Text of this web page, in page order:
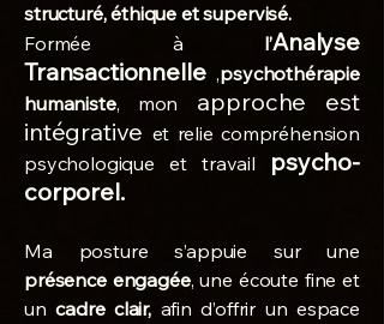
structuré, éthique et supervisé.
Formée à l’Analyse
Transactionnelle,psychothérapie
humaniste, mon
approche est
intégrative et relie compréhension
psychologique et travail psycho-
corporel.
Ma posture s’appuie sur une
présence engagée, une écoute fine et
uncadre clair, afin d’offrir un espace